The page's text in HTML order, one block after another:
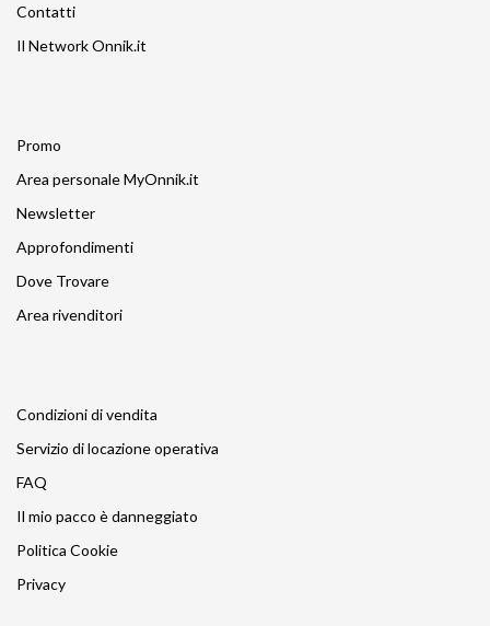
Contatti
Il Network Onnik.it
Promo
Area personale MyOnnik.it
Newsletter
Approfondimenti
Dove Trovare
Area rivenditori
Condizioni di vendita
Servizio di locazione operativa
FAQ
Il mio pacco è danneggiato
Politica Cookie
Privacy